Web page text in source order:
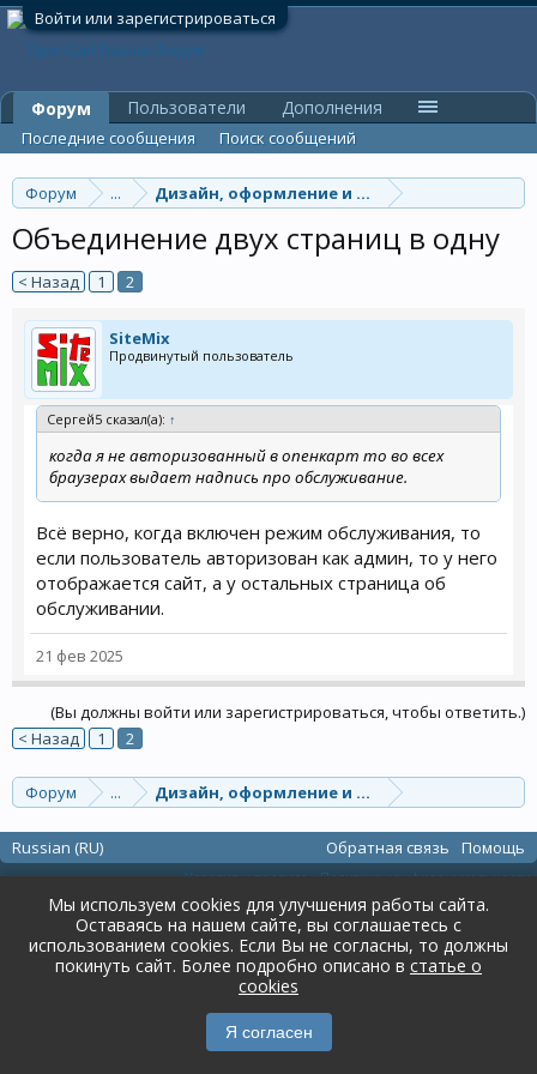
Войти или зарегистрироваться
Форум ... Дизайн, оформление и шаблоны
Объединение двух страниц в одну
< Назад 1 2
SiteMix
Продвинутый пользователь
Сергей5 сказал(а): ↑
когда я не авторизованный в опенкарт то во всех
браузерах выдает надпись про обслуживание.
Всё верно, когда включен режим обслуживания, то
если пользователь авторизован как админ, то у него
отображается сайт, а у остальных страница об
обслуживании.
21 фев 2025
(Вы должны войти или зарегистрироваться, чтобы ответить.)
< Назад
1 2
Форум ... Дизайн, оформление и шаблоны
Форум
Последние сообщения Поиск сообщений
Пользователи Дополнения
Russian (RU) Обратная связь Помощь
Условия и правила
Политика конфиденциальности
Перевод:XF-Russia.ru
Мы используем cookies для улучшения работы сайта.
Оставаясь на нашем сайте, вы соглашаетесь с
использованием cookies. Если Вы не согласны, то должны
покинуть сайт. Более подробно описано в статье о
cookies
Я согласен